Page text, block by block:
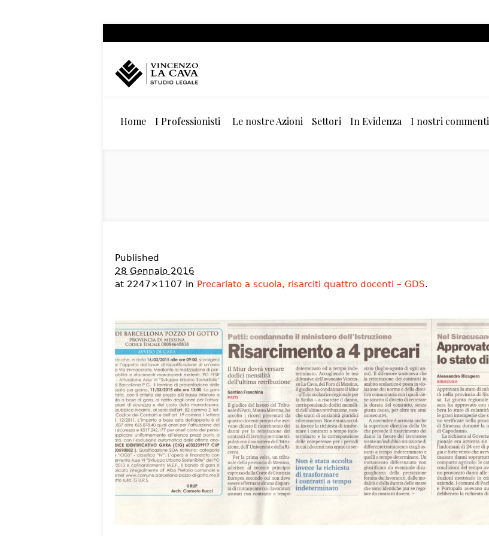
Home I Professionisti Le nostre Azioni Settori In Evidenza I nostri commenti
Published
28 Gennaio 2016
at 2247×1107 in Precariato a scuola, risarciti quattro docenti – GDS.